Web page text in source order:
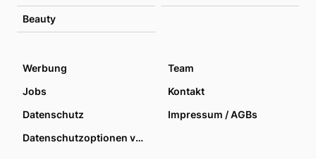
Beauty
Werbung
Team
Jobs
Kontakt
Datenschutz
Impressum / AGBs
Datenschutzoptionen verwalten